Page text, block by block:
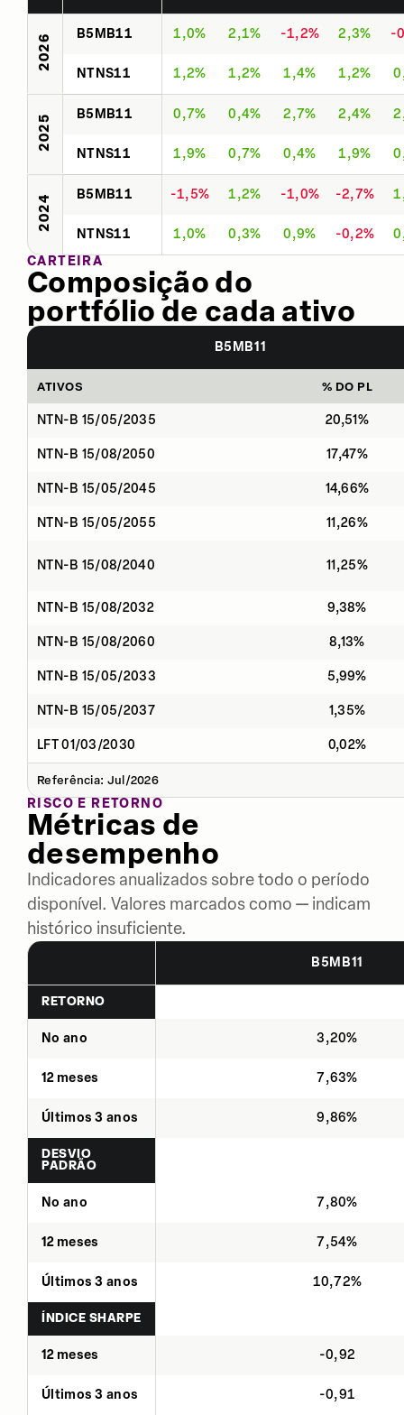
2026 B5MB11 1,0% 2,1% -1,2% 2,3% -
NTNS11 1,2% 1,2% 1,4% 1,2%
2025 B5MB11 0,7% 0,4% 2,7% 2,4%
NTNS11 1,9% 0,7% 0,4% 1,9%
2024 B5MB11 -1,5% 1,2% -1,0% -2,7%
NTNS11 1,0% 0,3% 0,9% -0,2%
CARTEIRA
Composição do
portfólio de cada ativo
B5MB11
ATIVOS % DO PL
NTN-B 15/05/2035 20,51%
NTN-B 15/08/2050 17,47%
NTN-B 15/05/2045 14,66%
NTN-B 15/05/2055 11,26%
NTN-B 15/08/2040 11,25%
NTN-B 15/08/2032 9,38%
NTN-B 15/08/2060 8,13%
NTN-B 15/05/2033 5,99%
NTN-B 15/05/2037 1,35%
LFT 01/03/2030 0,02%
Referência: Jul/2026
RISCO E RETORNO
Métricas de
desempenho
Indicadores anualizados sobre todo o período
disponível. Valores marcados como — indicam
histórico insuficiente.
B5MB11
RETORNO
No ano 3,20%
12 meses 7,63%
Últimos 3 anos 9,86%
DESVIO
PADRÃO
No ano 7,80%
12 meses 7,54%
Últimos 3 anos 10,72%
ÍNDICE SHARPE
12 meses -0,92
Últimos 3 anos -0,91